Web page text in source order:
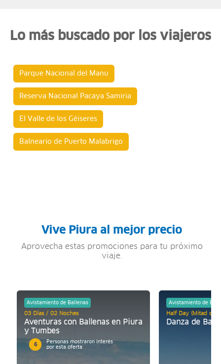
Lo más buscado por los viajeros
Parque Nacional del Manu
Reserva Nacional Pacaya Samiria
El Valle de los Géiseres
Balneario de Puerto Malabrigo
Vive Piura al mejor precio
Aprovecha estas promociones para tu próximo
viaje.
Avistamiento de Ballenas
03 Días / 02 Noches
Aventuras con Ballenas en Piura
y Tumbes
6
Personas mostraron interés
por esta oferta
Avistamiento de
Half Day (Mitad de
Danza de